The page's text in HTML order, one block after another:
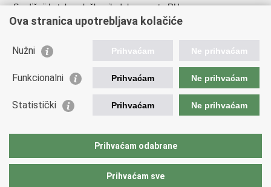
Središnji katalog službenih dokumenata RH
Adresar tijela javne vlasti
Besplatni telefoni javne uprave
Korisne poveznice
Hrvatska gospodarska komora
Hrvatska obrtnička komora
Europska komisija
Ova stranica upotrebljava kolačiće
Nužni Prihvaćam Ne prihvaćam
Funkcionalni Prihvaćam Ne prihvaćam
Statistički Prihvaćam Ne prihvaćam
Prihvaćam odabrane
Prihvaćam sve